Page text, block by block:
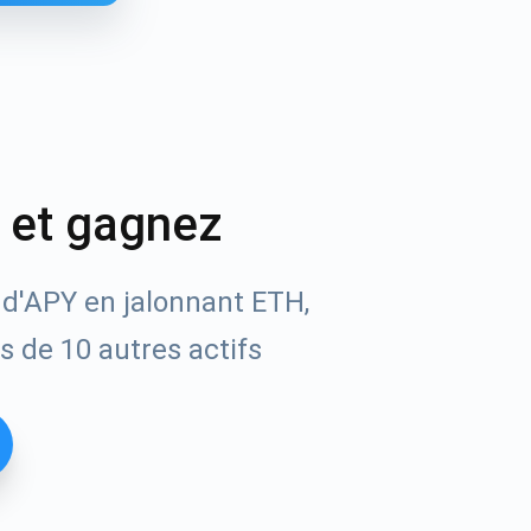
gagnez
en jalonnant ETH,
de 10 autres actifs